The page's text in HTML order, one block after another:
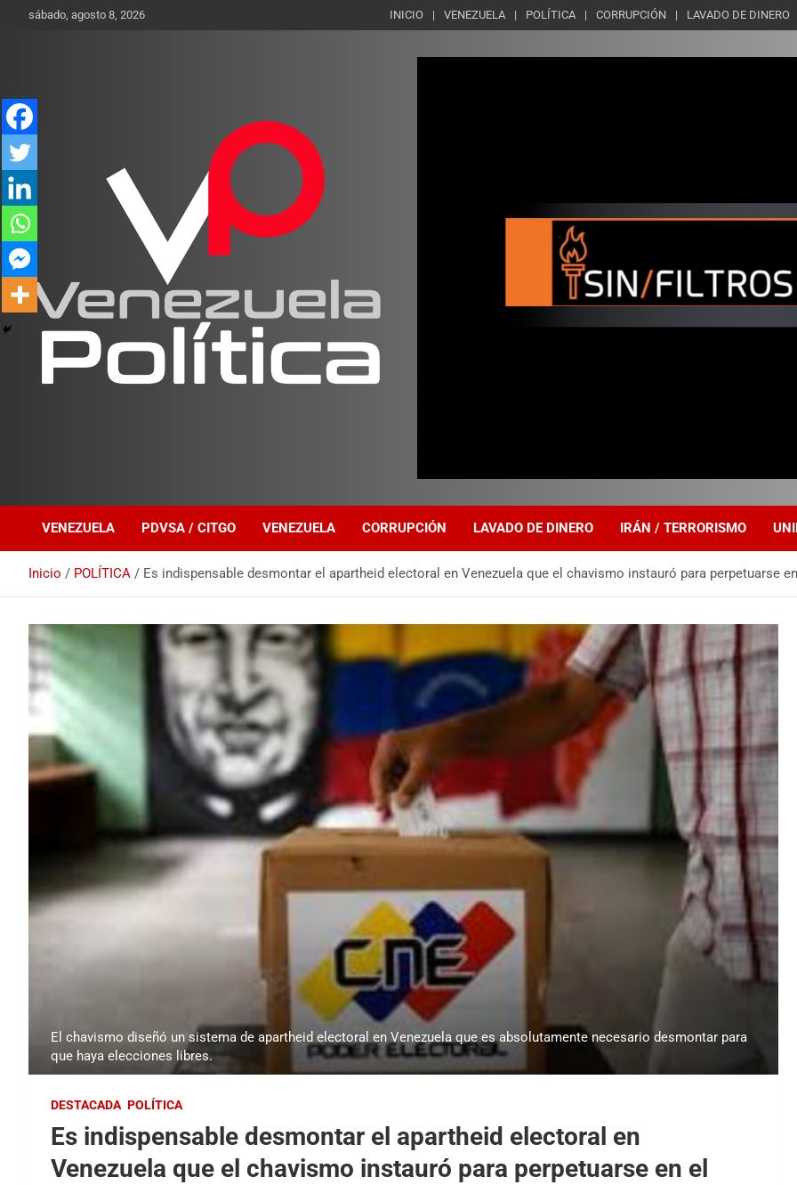
sábado, agosto 8, 2026 INICIO VENEZUELA POLÍTICA CORRUPCIÓN LAVADO DE DINERO
VENEZUELA PDVSA / CITGO VENEZUELA CORRUPCIÓN LAVADO DE DINERO IRÁN / TERRORISMO
Inicio POLÍTICA Es indispensable desmontar el apartheid electoral en Venezuela que el chavismo instauró para perpetuarse
El chavismo diseñó un sistema de apartheid electoral en Venezuela que es absolutamente necesario desmontar para
que haya elecciones libres.
DESTACADA POLÍTICA
Es indispensable desmontar el apartheid electoral en
Venezuela que el chavismo instauró para perpetuarse en el